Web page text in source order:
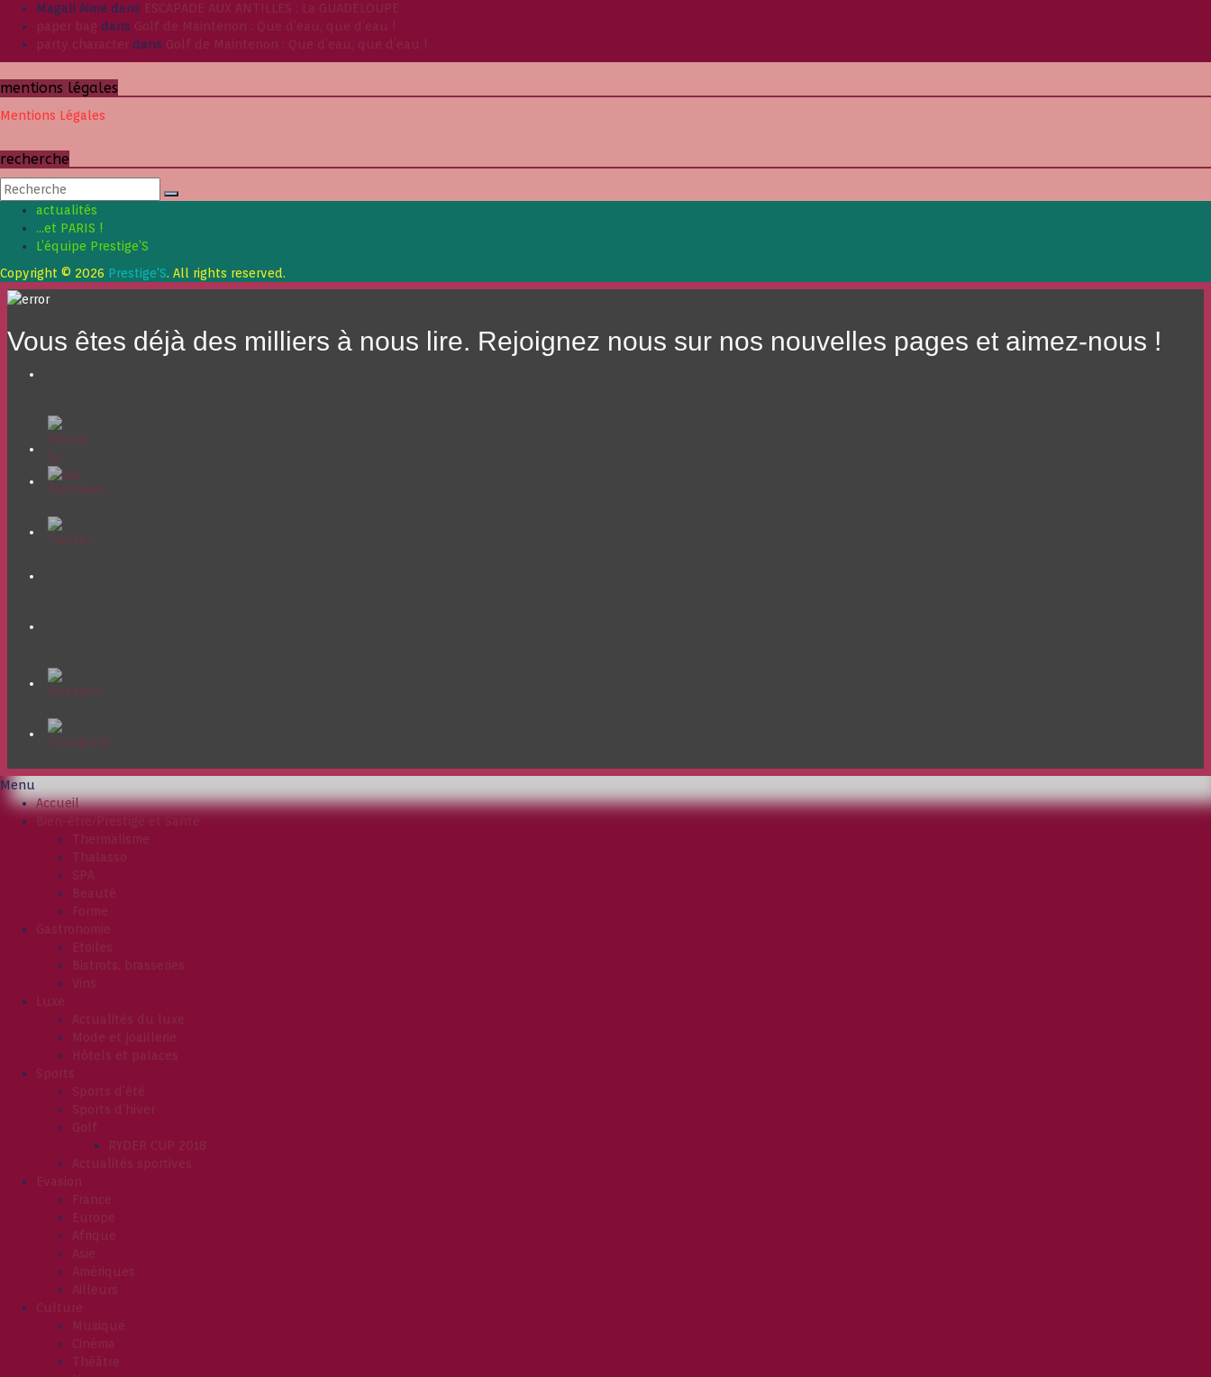
Magali Aime dans ESCAPADE AUX ANTILLES : La GUADELOUPE
paper bag dans Golf de Maintenon : Que d’eau, que d’eau !
party character dans Golf de Maintenon : Que d’eau, que d’eau !
mentions légales
Mentions Légales
recherche
actualités
…et PARIS !
L’équipe Prestige’S
Copyright © 2026 Prestige'S. All rights reserved.
Vous êtes déjà des milliers à nous lire. Rejoignez nous sur nos nouvelles pages et aimez-nous !
Menu
Accueil
Bien-être/Prestige et Santé
Thermalisme
Thalasso
SPA
Beauté
Forme
Gastronomie
Etoiles
Bistrots, brasseries
Vins
Luxe
Actualités du luxe
Mode et joaillerie
Hôtels et palaces
Sports
Sports d’été
Sports d’hiver
Golf
RYDER CUP 2018
Actualités sportives
Evasion
France
Europe
Afrique
Asie
Amériques
Ailleurs
Culture
Musique
Cinéma
Théâtre